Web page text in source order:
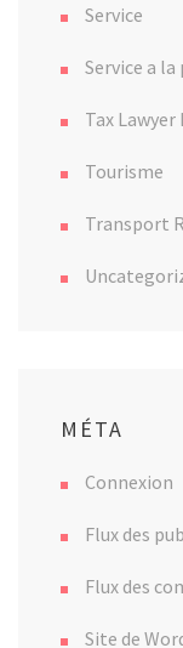
Service
Service a
Tax
Tourisme
Transport
MÉTA
Connexion
Flux des
Flux des
Site de